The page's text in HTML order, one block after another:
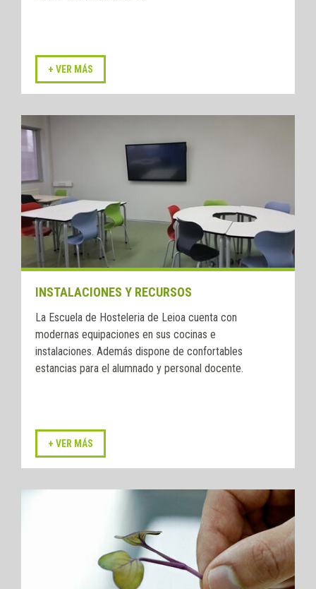
INSTALACIONES Y RECURSOS
La Escuela de Hosteleria de Leioa cuenta con
modernas equipaciones en sus cocinas e
instalaciones. Además dispone de confortables
estancias para el alumnado y personal docente.